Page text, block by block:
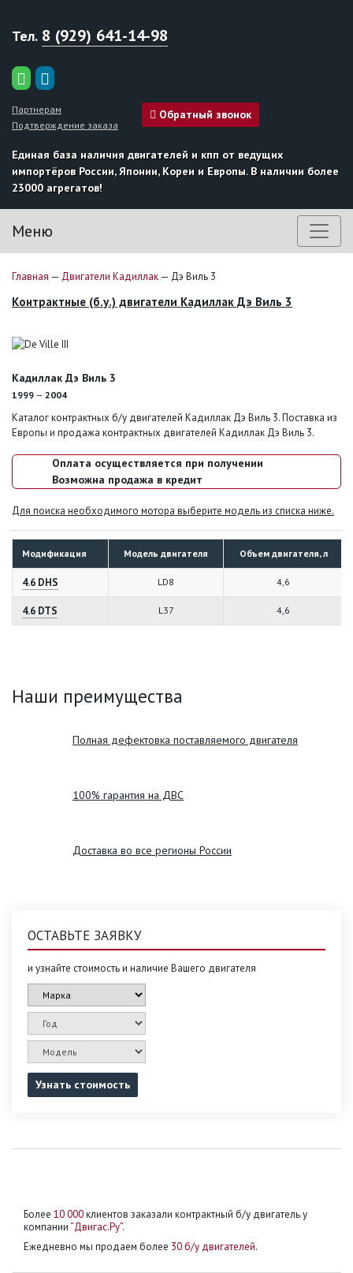
Тел. 8 (929) 641-14-98
Партнерам
Подтверждение заказа
Обратный звонок
Единая база наличия двигателей и кпп от ведущих
импортёров России, Японии, Кореи и Европы. В наличии более
23000 агрегатов!
Меню
Главная — Двигатели Кадиллак — Дэ Виль 3
Контрактные (б.у.) двигатели Кадиллак Дэ Виль 3
Кадиллак Дэ Виль 3
1999 — 2004
Каталог контрактных б/у двигателей Кадиллак Дэ Виль 3. Поставка из
Европы и продажа контрактных двигателей Кадиллак Дэ Виль 3.
Оплата осуществляется при получении
Возможна продажа в кредит
Для поиска необходимого мотора выберите модель из списка ниже.
Модификация Модель двигателя Объем двигателя, л
4.6 DHS LD8 4,6
4.6 DTS L37 4,6
Наши преимущества
Полная дефектовка поставляемого двигателя
100% гарантия на ДВС
Доставка во все регионы России
ОСТАВЬТЕ ЗАЯВКУ
и узнайте стоимость и наличие Вашего двигателя
Узнать стоимость
Более 10 000клиентов заказали контрактный б/у двигатель у
компании “Двигас.Ру”.
Ежедневно мы продаем более 30 б/у двигателей.